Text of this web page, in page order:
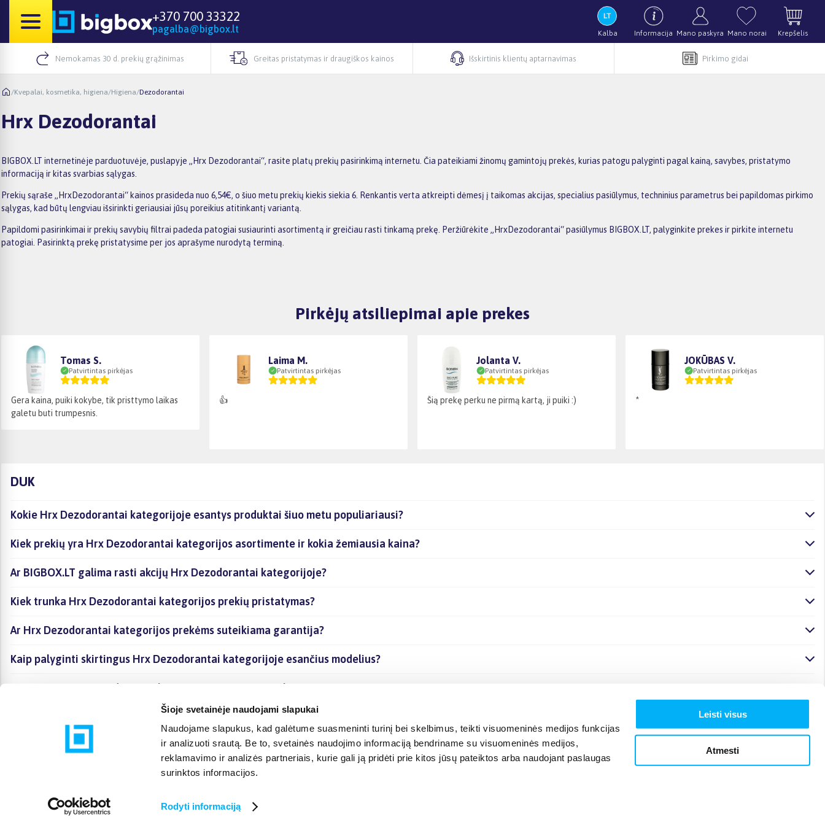
Šioje svetainėje naudojami slapukai
Naudojame slapukus, kad galėtume suasmeninti turinį bei skelbimus, teikti visuomeninės medijos funkcijas
ir analizuoti srautą. Be to, svetainės naudojimo informaciją bendriname su visuomeninės medijos,
reklamavimo ir analizės partneriais, kurie gali ją pridėti prie kitos jūsų pateiktos arba naudojant paslaugas
surinktos informacijos.
Rodyti informaciją
Leisti visus
Atmesti
+370 700 33322
pagalba@bigbox.lt Kalba Informacija Mano paskyra Mano norai Krepšelis
Nemokamas 30 d. prekių grąžinimas Greitas pristatymas ir draugiškos kainos Išskirtinis klientų aptarnavimas Pirkimo gidai
/Kvepalai, kosmetika, higiena/Higiena/Dezodorantai
Hrx Dezodorantai
BIGBOX.LT internetinėje parduotuvėje, puslapyje „Hrx Dezodorantai“, rasite platų prekių pasirinkimą internetu. Čia pateikiami žinomų gamintojų prekės, kurias patogu palyginti pagal kainą, savybes, pristatymo
informaciją ir kitas svarbias sąlygas.
Prekių sąraše „HrxDezodorantai“ kainos prasideda nuo 6,54€, o šiuo metu prekių kiekis siekia 6. Renkantis verta atkreipti dėmesį į taikomas akcijas, specialius pasiūlymus, techninius parametrus bei papildomas pirkimo
sąlygas, kad būtų lengviau išsirinkti geriausiai jūsų poreikius atitinkantį variantą.
Papildomi pasirinkimai ir prekių savybių filtrai padeda patogiai susiaurinti asortimentą ir greičiau rasti tinkamą prekę. Peržiūrėkite „HrxDezodorantai“ pasiūlymus BIGBOX.LT, palyginkite prekes ir pirkite internetu
patogiai. Pasirinktą prekę pristatysime per jos aprašyme nurodytą terminą.
Pirkėjų atsiliepimai apie prekes
Tomas S.
Patvirtintas pirkėjas
Gera kaina, puiki kokybe, tik pristtymo laikas
galetu buti trumpesnis.
Laima M.
Patvirtintas pirkėjas
👍
Jolanta V.
Patvirtintas pirkėjas
Šią prekę perku ne pirmą kartą, ji puiki :)
JOKŪBAS V.
Patvirtintas pirkėjas
*
DUK
Kokie Hrx Dezodorantai kategorijoje esantys produktai šiuo metu populiariausi?
Kiek prekių yra Hrx Dezodorantai kategorijos asortimente ir kokia žemiausia kaina?
Ar BIGBOX.LT galima rasti akcijų Hrx Dezodorantai kategorijoje?
Kiek trunka Hrx Dezodorantai kategorijos prekių pristatymas?
Ar Hrx Dezodorantai kategorijos prekėms suteikiama garantija?
Kaip palyginti skirtingus Hrx Dezodorantai kategorijoje esančius modelius?
Kaip įsigyti Hrx Dezodorantai kategorijoje esančias prekes internetu?